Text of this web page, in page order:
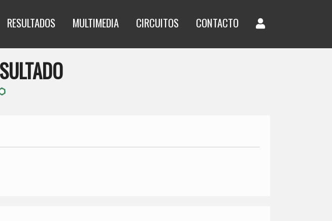
RESULTADOS MULTIMEDIA CIRCUITOS CONTACTO